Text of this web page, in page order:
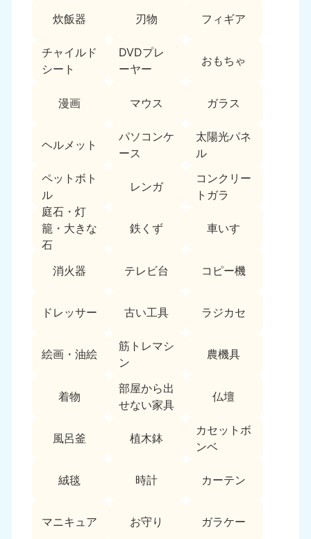
炊飯器 刃物 フィギア
チャイルド
シート
DVDプレ
ーヤー
おもちゃ
漫画 マウス ガラス
ヘルメット
パソコンケ
ース
太陽光パネ
ル
ペットボト
ル
レンガ
コンクリー
トガラ
庭石・灯
籠・大きな
石
鉄くず 車いす
消火器 テレビ台 コピー機
ドレッサー 古い工具 ラジカセ
絵画・油絵
筋トレマシ
ン
農機具
着物
部屋から出
せない家具
仏壇
風呂釜 植木鉢
カセットボ
ンベ
絨毯 時計 カーテン
マニキュア お守り ガラケー
滋賀県
9:00〜19:00 年中無休
京都府
9:00〜19:00 年中無休
050-1881-5248
中国
岡山県
050-1881-5146
9:00〜19:00 年中無休
050-1880-9900
9:00〜19:00 年中無休
広島県
050-1881-5144
9:00〜19:00 年中無休
鳥取県
050-1881-5145
9:00〜19:00 年中無休
四国
050-1880-9899
9:00〜19:00 年中無休
050-1880-9898
9:00〜19:00 年中無休
愛媛県
9:00〜19:00 年中無休
高知県
050-1880-9897
福岡県 佐賀県